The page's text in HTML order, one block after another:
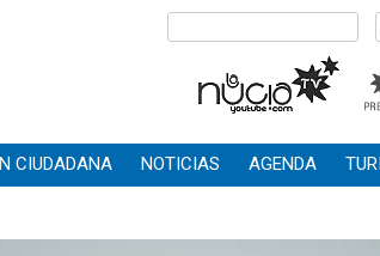
CIUDADANA NOTICIAS AGENDA